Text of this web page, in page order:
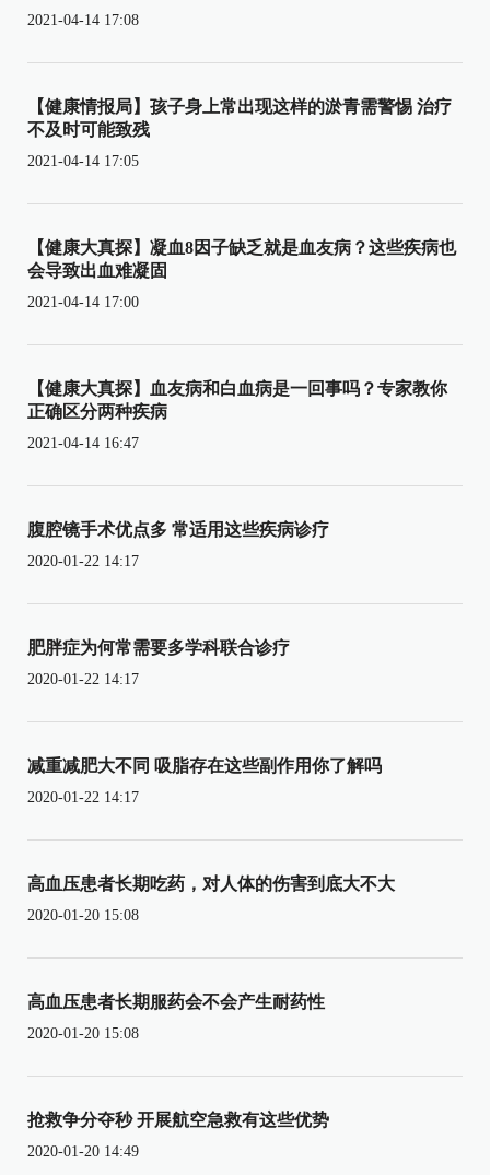
2021-04-14 17:08
【健康情报局】孩子身上常出现这样的淤青需警惕 治疗
不及时可能致残
2021-04-14 17:05
【健康大真探】凝血8因子缺乏就是血友病？这些疾病也
会导致出血难凝固
2021-04-14 17:00
【健康大真探】血友病和白血病是一回事吗？专家教你
正确区分两种疾病
2021-04-14 16:47
腹腔镜手术优点多 常适用这些疾病诊疗
2020-01-22 14:17
肥胖症为何常需要多学科联合诊疗
2020-01-22 14:17
减重减肥大不同 吸脂存在这些副作用你了解吗
2020-01-22 14:17
高血压患者长期吃药，对人体的伤害到底大不大
2020-01-20 15:08
高血压患者长期服药会不会产生耐药性
2020-01-20 15:08
抢救争分夺秒 开展航空急救有这些优势
2020-01-20 14:49